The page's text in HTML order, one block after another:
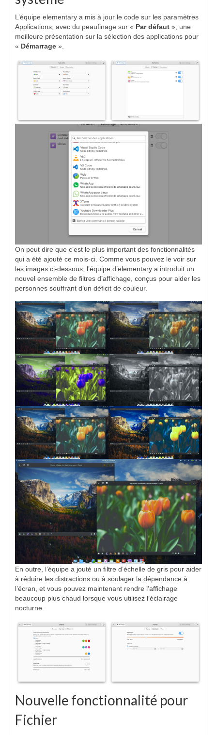
L’équipe elementary a mis à jour le code sur les paramètres
Applications, avec du peaufinage sur « Par défaut », une
meilleure présentation sur la sélection des applications pour
« Démarrage ».
On peut dire que c’est le plus important des fonctionnalités
qui a été ajouté ce mois-ci. Comme vous pouvez le voir sur
les images ci-dessous, l’équipe d’elementary a introduit un
nouvel ensemble de filtres d’affichage, conçus pour aider les
personnes souffrant d’un déficit de couleur.
En outre, l’équipe a jouté un filtre d’échelle de gris pour aider
à réduire les distractions ou à soulager la dépendance à
l’écran, et vous pouvez maintenant rendre l’affichage
beaucoup plus chaud lorsque vous utilisez l’éclairage
nocturne.
Nouvelle fonctionnalité pour
Fichier